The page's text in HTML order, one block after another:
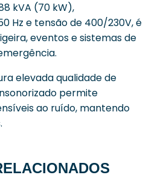
kVA (70 kW),
Hz e tensão de 400/230V, é
eventos e sistemas de
elevada qualidade de
permite
ao ruído, mantendo